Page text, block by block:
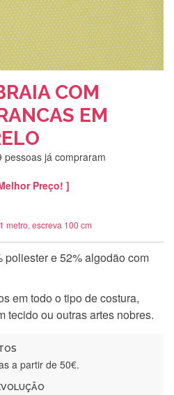
COM
EM
pessoas já compraram
Preço! ]
metro, escreva 100 cm
poliester e 52% algodão com
em todo o tipo de costura,
tecido ou outras artes nobres.
a partir de 50€.